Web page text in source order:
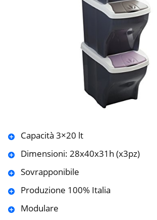
Capacità 3×20 lt
Dimensioni: 28x40x31h (x3pz)
Sovrapponibile
Produzione 100% Italia
Modulare